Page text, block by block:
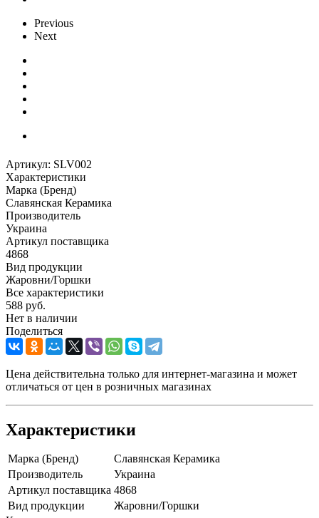
Previous
Next
Артикул: SLV002
Характеристики
Марка (Бренд)
Славянская Керамика
Производитель
Украина
Артикул поставщика
4868
Вид продукции
Жаровни/Горшки
Все характеристики
588 руб.
Нет в наличии
Поделиться
Цена действительна только для интернет-магазина и может
отличаться от цен в розничных магазинах
Характеристики
Марка (Бренд)
Славянская Керамика
Производитель
Украина
Артикул поставщика 4868
Вид продукции
Жаровни/Горшки